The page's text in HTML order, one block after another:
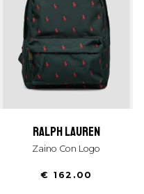
ralph lauren
Zaino Con Logo
€ 162.00